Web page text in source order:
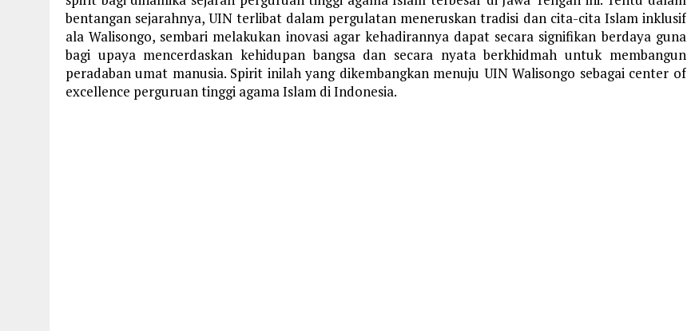
bentangan sejarahnya, UIN terlibat dalam pergulatan meneruskan tradisi dan cita-cita Islam inklusif
ala Walisongo, sembari melakukan inovasi agar kehadirannya dapat secara signifikan berdaya guna
bagi upaya mencerdaskan kehidupan bangsa dan secara nyata berkhidmah untuk membangun
peradaban umat manusia. Spirit inilah yang dikembangkan menuju UIN Walisongo sebagai center of
excellence perguruan tinggi agama Islam di Indonesia.